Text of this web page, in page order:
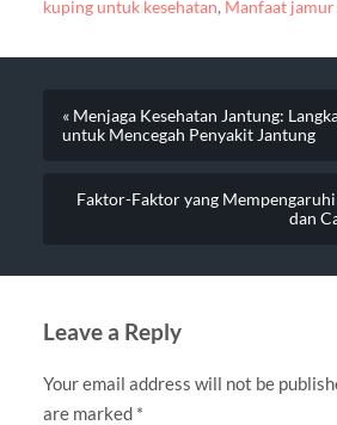
kuping untuk kesehatan, Manfaat
« Menjaga Kesehatan Jantung:
untuk Mencegah Penyakit Jantung
Faktor-Faktor yang
dan
Leave a Reply
Your email address will not be
are marked *